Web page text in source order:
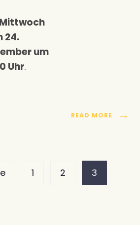
Mittwoch
24.
um
Uhr.
READ MORE →
1 2 3